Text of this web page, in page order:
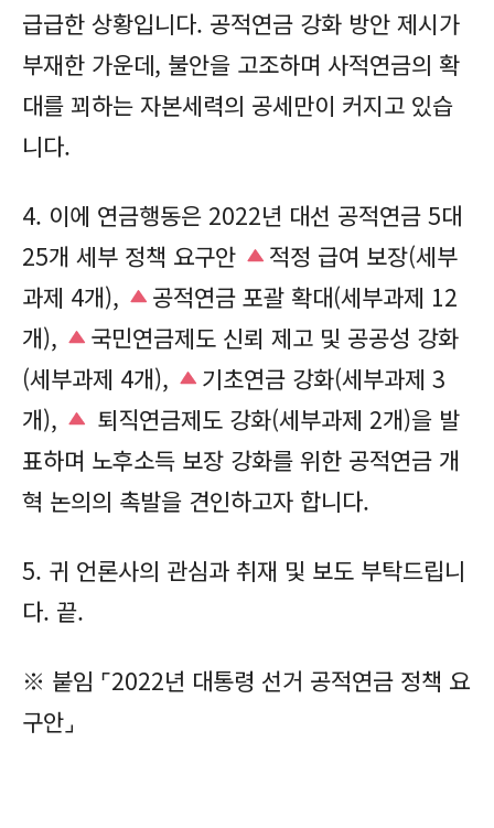
급급한 상황입니다. 공적연금 강화 방안 제시가
부재한 가운데, 불안을 고조하며 사적연금의 확
대를 꾀하는 자본세력의 공세만이 커지고 있습
니다.
4. 이에 연금행동은 2022년 대선 공적연금 5대
25개 세부 정책 요구안
적정 급여 보장(세부
과제 4개),
공적연금 포괄 확대(세부과제 12
개),
국민연금제도 신뢰 제고 및 공공성 강화
(세부과제 4개),
기초연금 강화(세부과제 3
개),
퇴직연금제도 강화(세부과제 2개)을 발
표하며 노후소득 보장 강화를 위한 공적연금 개
혁 논의의 촉발을 견인하고자 합니다.
5. 귀 언론사의 관심과 취재 및 보도 부탁드립니
다. 끝.
※ 붙임 ⌜2022년 대통령 선거 공적연금 정책 요
구안⌟